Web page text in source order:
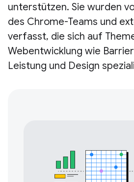
unterstützen. Sie wurden
des Chrome-Teams und
verfasst, die sich auf
Webentwicklung wie
Leistung und Design